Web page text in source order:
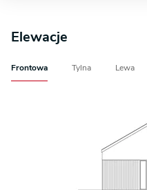
Elewacje
Frontowa Tylna Lewa